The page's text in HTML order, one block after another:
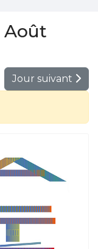
Août
Jour suivant